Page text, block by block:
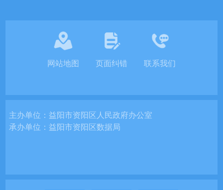
网站地图 页面纠错 联系我们
主办单位：益阳市资阳区人民政府办公室
承办单位：益阳市资阳区数据局